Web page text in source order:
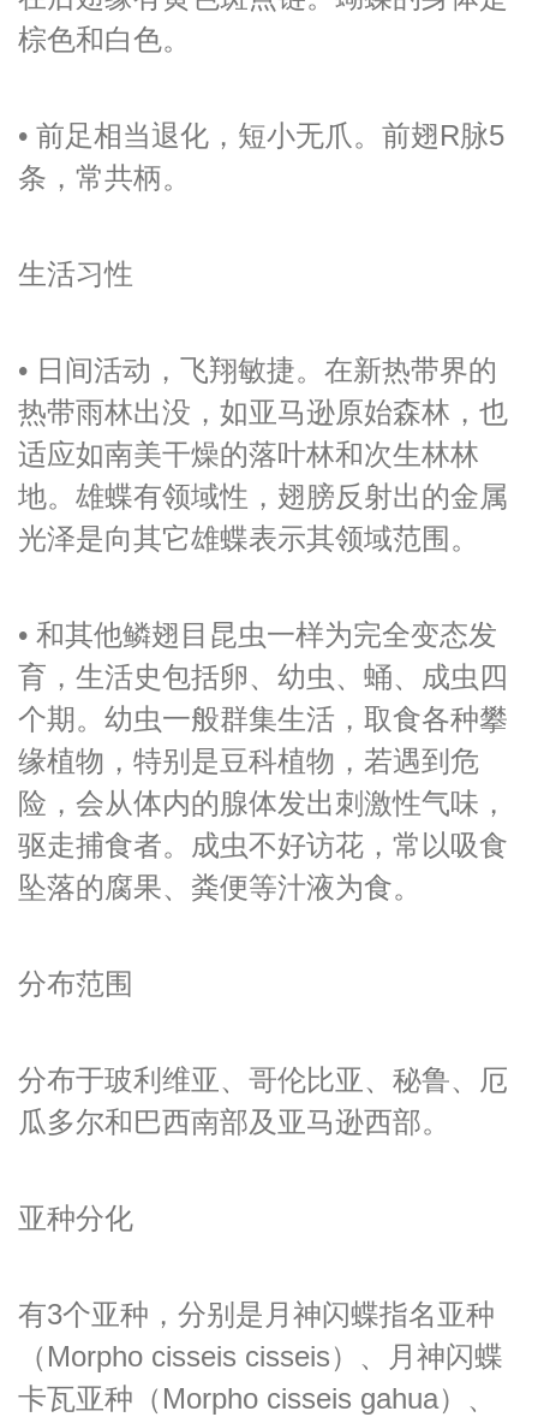
棕色和白色。
• 前足相当退化，短小无爪。前翅R脉5
条，常共柄。
生活习性
• 日间活动，飞翔敏捷。在新热带界的
热带雨林出没，如亚马逊原始森林，也
适应如南美干燥的落叶林和次生林林
地。雄蝶有领域性，翅膀反射出的金属
光泽是向其它雄蝶表示其领域范围。
• 和其他鳞翅目昆虫一样为完全变态发
育，生活史包括卵、幼虫、蛹、成虫四
个期。幼虫一般群集生活，取食各种攀
缘植物，特别是豆科植物，若遇到危
险，会从体内的腺体发出刺激性气味，
驱走捕食者。成虫不好访花，常以吸食
坠落的腐果、粪便等汁液为食。
分布范围
分布于玻利维亚、哥伦比亚、秘鲁、厄
瓜多尔和巴西南部及亚马逊西部。
亚种分化
有3个亚种，分别是月神闪蝶指名亚种
（Morpho cisseis cisseis）、月神闪蝶
卡瓦亚种（Morpho cisseis gahua）、